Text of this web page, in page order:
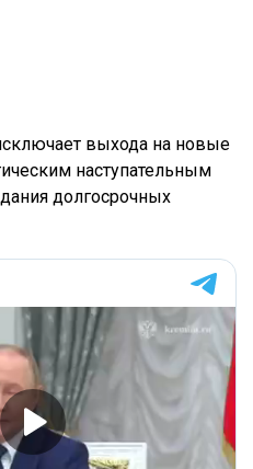
выхода на новые
наступательным
долгосрочных